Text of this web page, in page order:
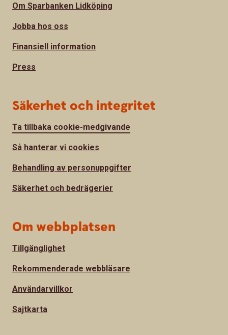
Om Sparbanken Lidköping
Jobba hos oss
Finansiell information
Press
Säkerhet och integritet
Ta tillbaka cookie-medgivande
Så hanterar vi cookies
Behandling av personuppgifter
Säkerhet och bedrägerier
Om webbplatsen
Tillgänglighet
Rekommenderade webbläsare
Användarvillkor
Sajtkarta